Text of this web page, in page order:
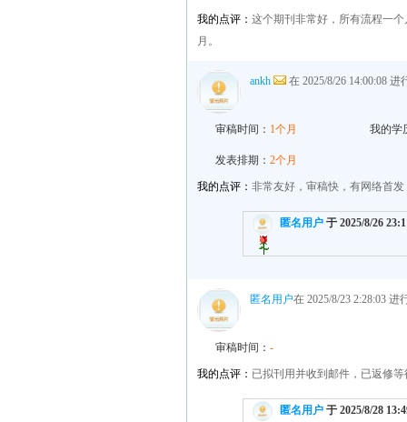
我的点评： 这个期刊非常好，所有流程一
月。
ankh 在 2025/8/26 14:00:08
审稿时间： 1个月 我的学
发表排期： 2个月
我的点评： 非常友好，审稿快，有网络首发
匿名用户 于 2025/8/26
匿名用户在 2025/8/23 2:28:03 进
审稿时间： -
我的点评： 已拟刊用并收到邮件，已返修等
匿名用户 于 2025/8/28